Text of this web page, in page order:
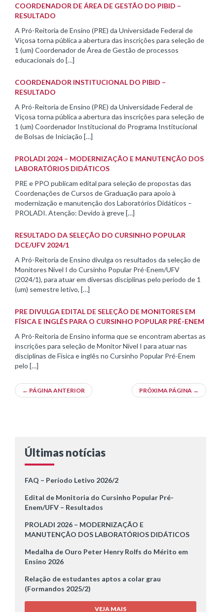
COORDENADOR DE ÁREA DE GESTÃO DO PIBID –
RESULTADO
A Pró-Reitoria de Ensino (PRE) da Universidade Federal de
Viçosa torna pública a abertura das inscrições para seleção de
1 (um) Coordenador de Área de Gestão de processos
educacionais do […]
COORDENADOR INSTITUCIONAL DO PIBID –
RESULTADO
A Pró-Reitoria de Ensino (PRE) da Universidade Federal de
Viçosa torna pública a abertura das inscrições para seleção de
1 (um) Coordenador Institucional do Programa Institucional
de Bolsas de Iniciação […]
PROLADI 2024 – MODERNIZAÇÃO E MANUTENÇÃO DOS
LABORATÓRIOS DIDÁTICOS
PRE e PPO publicam edital para seleção de propostas das
Coordenações de Cursos de Graduação para apoio à
modernização e manutenção dos Laboratórios Didáticos –
PROLADI. Atenção: Devido à greve […]
RESULTADO DA SELEÇÃO DO CURSINHO POPULAR
DCE/UFV 2024/1
A Pró-Reitoria de Ensino divulga os resultados da seleção de
Monitores Nível I do Cursinho Popular Pré-Enem/UFV
(2024/1), para atuar em diversas disciplinas pelo período de 1
(um) semestre letivo, […]
PRE DIVULGA EDITAL DE SELEÇÃO DE MONITORES EM
FÍSICA E INGLÊS PARA O CURSINHO POPULAR PRÉ-ENEM
A Pró-Reitoria de Ensino informa que se encontram abertas as
inscrições para seleção de Monitor Nível I para atuar nas
disciplinas de Física e inglês no Cursinho Popular Pré-Enem
pelo […]
← PÁGINA ANTERIOR PRÓXIMA PÁGINA →
Últimas notícias
FAQ – Período Letivo 2026/2
Edital de Monitoria do Cursinho Popular Pré-
Enem/UFV – Resultados
PROLADI 2026 – MODERNIZAÇÃO E
MANUTENÇÃO DOS LABORATÓRIOS DIDÁTICOS
Medalha de Ouro Peter Henry Rolfs do Mérito em
Ensino 2026
Relação de estudantes aptos a colar grau
(Formandos 2025/2)
VEJA MAIS